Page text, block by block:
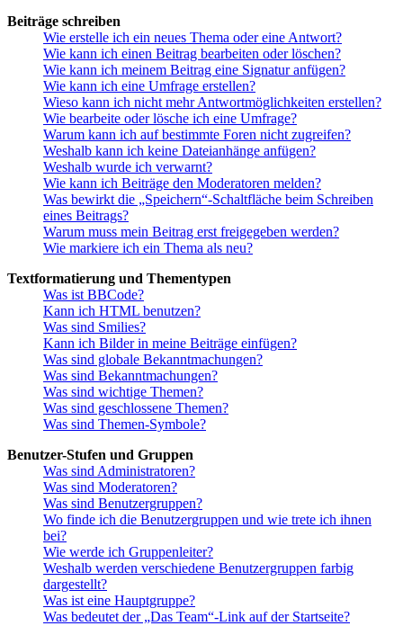
Beiträge schreiben
Wie erstelle ich ein neues Thema oder eine Antwort?
Wie kann ich einen Beitrag bearbeiten oder löschen?
Wie kann ich meinem Beitrag eine Signatur anfügen?
Wie kann ich eine Umfrage erstellen?
Wieso kann ich nicht mehr Antwortmöglichkeiten erstellen?
Wie bearbeite oder lösche ich eine Umfrage?
Warum kann ich auf bestimmte Foren nicht zugreifen?
Weshalb kann ich keine Dateianhänge anfügen?
Weshalb wurde ich verwarnt?
Wie kann ich Beiträge den Moderatoren melden?
Was bewirkt die „Speichern“-Schaltfläche beim Schreiben
eines Beitrags?
Warum muss mein Beitrag erst freigegeben werden?
Wie markiere ich ein Thema als neu?
Textformatierung und Thementypen
Was ist BBCode?
Kann ich HTML benutzen?
Was sind Smilies?
Kann ich Bilder in meine Beiträge einfügen?
Was sind globale Bekanntmachungen?
Was sind Bekanntmachungen?
Was sind wichtige Themen?
Was sind geschlossene Themen?
Was sind Themen-Symbole?
Benutzer-Stufen und Gruppen
Was sind Administratoren?
Was sind Moderatoren?
Was sind Benutzergruppen?
Wo finde ich die Benutzergruppen und wie trete ich ihnen
bei?
Wie werde ich Gruppenleiter?
Weshalb werden verschiedene Benutzergruppen farbig
dargestellt?
Was ist eine Hauptgruppe?
Was bedeutet der „Das Team“-Link auf der Startseite?